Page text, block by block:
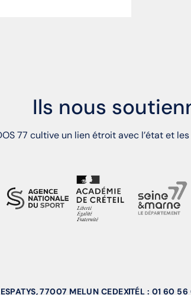
Ils nous
77 cultive un lien étroit avec l’état et
77007 MELUN CEDEXTÉL : 01 60 56